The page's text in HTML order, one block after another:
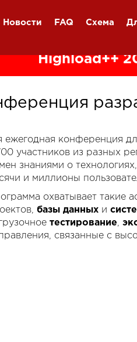
Новости FAQ Схема
Highload++
я ежегодная конференция
участников из разных
знаниями о
и миллионы
охватывает такие
базы данных и
тестирование,
связанные с